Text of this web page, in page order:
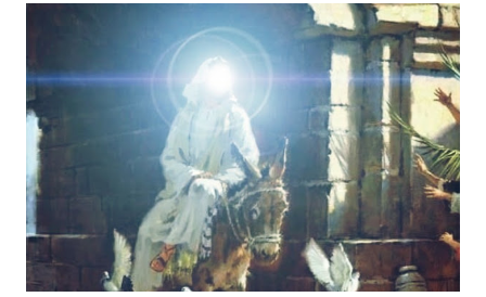
المنطقة الصدرية عندها ( الترائب ) , و لا يتكون مني الرجل من منطقته
الصدريّة أيضاً ( الصلب ) هو يتكون في الخصيتين خارج البطن بعيداً عن
منطقة الصدر !! وهذا ايضاً حديث صحيح يوضح مقصد الآية اكثر :" ماء
الرجل أبيض وماء المرأة أصفر، فإذا اجتمعا فعلا مني الرجل مني
المرأة أذكرا بإذن الله، وإذا علا مني المرأة مني الرجل أنثا بإذن الله "
صحيح مسلم ‪http://fatwa.islamweb.net/fatwa/index.php?
page=sh...